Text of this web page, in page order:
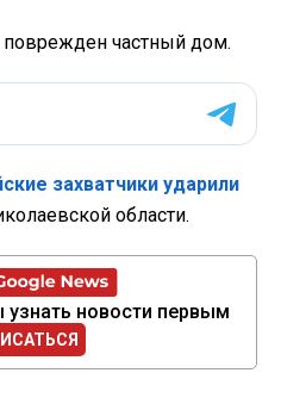
поврежден частный дом.
захватчики ударили
области.
новости первым